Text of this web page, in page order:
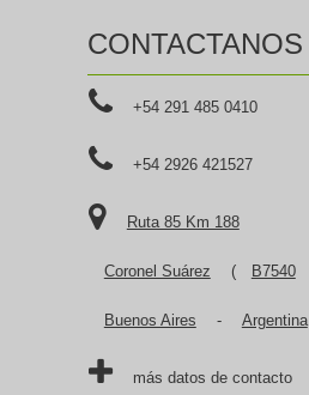
CONTACTANOS
+54 291 485 0410
+54 2926 421527
Ruta 85 Km 188
Coronel Suárez ( B7540
Buenos Aires - Argentina
más datos de contacto